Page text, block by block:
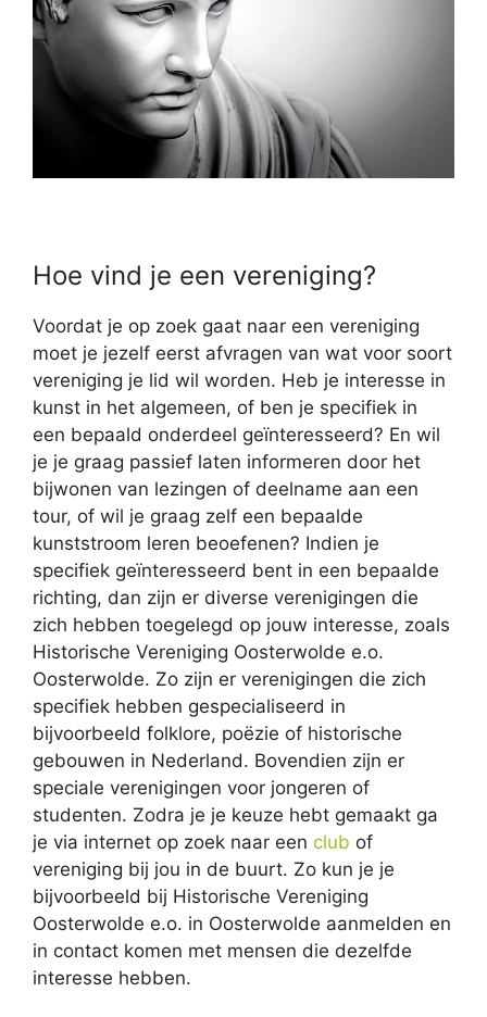
Hoe vind je een vereniging?
Voordat je op zoek gaat naar een vereniging
moet je jezelf eerst afvragen van wat voor soort
vereniging je lid wil worden. Heb je interesse in
kunst in het algemeen, of ben je specifiek in
een bepaald onderdeel geïnteresseerd? En wil
je je graag passief laten informeren door het
bijwonen van lezingen of deelname aan een
tour, of wil je graag zelf een bepaalde
kunststroom leren beoefenen? Indien je
specifiek geïnteresseerd bent in een bepaalde
richting, dan zijn er diverse verenigingen die
zich hebben toegelegd op jouw interesse, zoals
Historische Vereniging Oosterwolde e.o.
Oosterwolde. Zo zijn er verenigingen die zich
specifiek hebben gespecialiseerd in
bijvoorbeeld folklore, poëzie of historische
gebouwen in Nederland. Bovendien zijn er
speciale verenigingen voor jongeren of
studenten. Zodra je je keuze hebt gemaakt ga
je via internet op zoek naar een club of
vereniging bij jou in de buurt. Zo kun je je
bijvoorbeeld bij Historische Vereniging
Oosterwolde e.o. in Oosterwolde aanmelden en
in contact komen met mensen die dezelfde
interesse hebben.